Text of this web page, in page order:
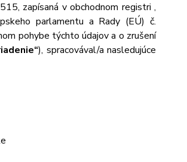
zapísaná v obchodnom registri ,
parlamentu a Rady (EÚ) č.
pohybe týchto údajov a o zrušení
), spracovával/a nasledujúce